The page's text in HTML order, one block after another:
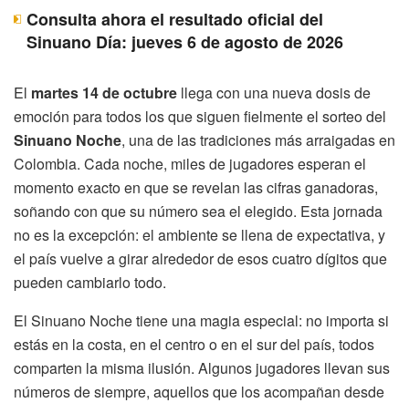
Consulta ahora el resultado oficial del
Sinuano Día: jueves 6 de agosto de 2026
El martes 14 de octubre llega con una nueva dosis de
emoción para todos los que siguen fielmente el sorteo del
Sinuano Noche, una de las tradiciones más arraigadas en
Colombia. Cada noche, miles de jugadores esperan el
momento exacto en que se revelan las cifras ganadoras,
soñando con que su número sea el elegido. Esta jornada
no es la excepción: el ambiente se llena de expectativa, y
el país vuelve a girar alrededor de esos cuatro dígitos que
pueden cambiarlo todo.
El Sinuano Noche tiene una magia especial: no importa si
estás en la costa, en el centro o en el sur del país, todos
comparten la misma ilusión. Algunos jugadores llevan sus
números de siempre, aquellos que los acompañan desde